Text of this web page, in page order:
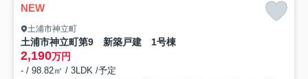
NEW
土浦市神立町
土浦市神立町第9 新築戸建 1号棟
2,190万円
- / 98.82㎡ / 3LDK /予定